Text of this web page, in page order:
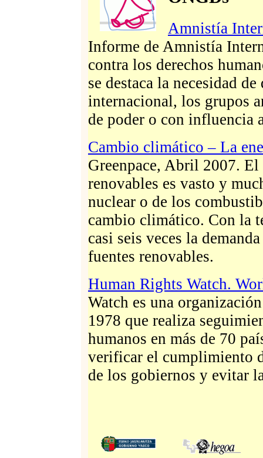
Amnistía
Informe de Amnistía
contra los derechos
se destaca la necesidad
internacional, los grupos
de poder o con influencia
Cambio climático – La
Greenpace, Abril 2007.
renovables es vasto y
nuclear o de los
cambio climático. Con la
casi seis veces la
fuentes renovables.
Human Rights Watch.
Watch es una
1978 que realiza
humanos en más de 70
verificar el cumplimiento
de los gobiernos y evitar